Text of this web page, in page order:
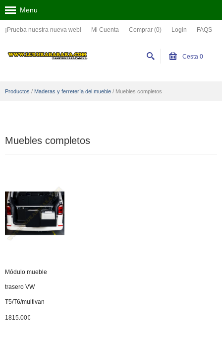
¡Prueba nuestra nueva web! Mi Cuenta Comprar (0) Login FAQS
Menu
Cesta 0
Productos / Maderas y ferretería del mueble / Muebles completos
Muebles completos
Módulo mueble
trasero VW
T5/T6/multivan
1815.00€